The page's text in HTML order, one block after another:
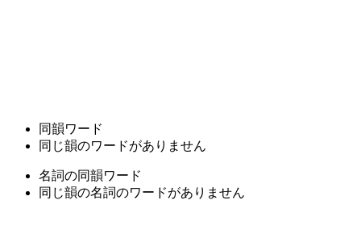
同韻ワード
同じ韻のワードがありません
名詞の同韻ワード
同じ韻の名詞のワードがありません